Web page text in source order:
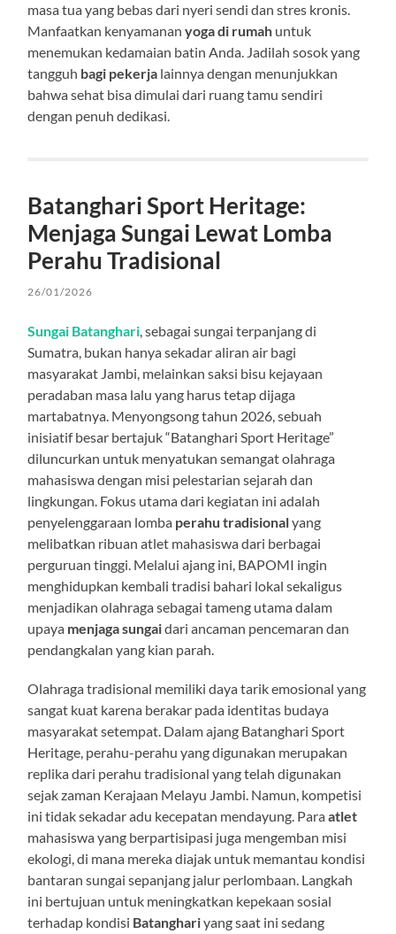
masa tua yang bebas dari nyeri sendi dan stres kronis.
Manfaatkan kenyamananyoga di rumah untuk
menemukan kedamaian batin Anda. Jadilah sosok yang
tangguh bagi pekerja lainnya dengan menunjukkan
bahwa sehat bisa dimulai dari ruang tamu sendiri
dengan penuh dedikasi.
Batanghari Sport Heritage:
Menjaga Sungai Lewat Lomba
Perahu Tradisional
26/01/2026
Sungai Batanghari, sebagai sungai terpanjang di
Sumatra, bukan hanya sekadar aliran air bagi
masyarakat Jambi, melainkan saksi bisu kejayaan
peradaban masa lalu yang harus tetap dijaga
martabatnya. Menyongsong tahun 2026, sebuah
inisiatif besar bertajuk “Batanghari Sport Heritage”
diluncurkan untuk menyatukan semangat olahraga
mahasiswa dengan misi pelestarian sejarah dan
lingkungan. Fokus utama dari kegiatan ini adalah
penyelenggaraan lomba perahu tradisionalyang
melibatkan ribuan atlet mahasiswa dari berbagai
perguruan tinggi. Melalui ajang ini, BAPOMI ingin
menghidupkan kembali tradisi bahari lokal sekaligus
menjadikan olahraga sebagai tameng utama dalam
upaya menjaga sungaidari ancaman pencemaran dan
pendangkalan yang kian parah.
Olahraga tradisional memiliki daya tarik emosional yang
sangat kuat karena berakar pada identitas budaya
masyarakat setempat. Dalam ajang Batanghari Sport
Heritage, perahu-perahu yang digunakan merupakan
replika dari perahu tradisional yang telah digunakan
sejak zaman Kerajaan Melayu Jambi. Namun, kompetisi
ini tidak sekadar adu kecepatan mendayung. Paraatlet
mahasiswa yang berpartisipasi juga mengemban misi
ekologi, di mana mereka diajak untuk memantau kondisi
bantaran sungai sepanjang jalur perlombaan. Langkah
ini bertujuan untuk meningkatkan kepekaan sosial
terhadap kondisi Batanghariyang saat ini sedang